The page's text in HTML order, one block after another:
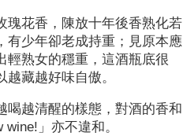
瑰花香，陳放十年後香熟化若
有少年卻老成持重；見原本應
輕熟女的穩重，這酒瓶底很
藏越好味自傲。
喝越清醒的樣態，對酒的香和
wine! 」亦不違和。